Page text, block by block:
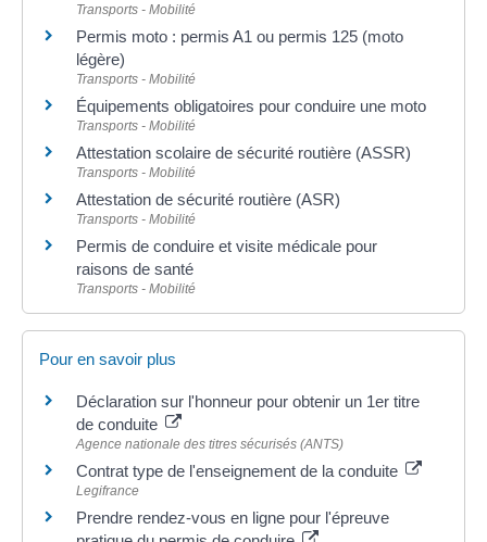
Transports - Mobilité
Permis moto : permis A1 ou permis 125 (moto
légère)
Transports - Mobilité
Équipements obligatoires pour conduire une moto
Transports - Mobilité
Attestation scolaire de sécurité routière (ASSR)
Transports - Mobilité
Attestation de sécurité routière (ASR)
Transports - Mobilité
Permis de conduire et visite médicale pour
raisons de santé
Transports - Mobilité
Pour en savoir plus
Déclaration sur l'honneur pour obtenir un 1er titre
de conduite
Agence nationale des titres sécurisés (ANTS)
Contrat type de l'enseignement de la conduite
Legifrance
Prendre rendez-vous en ligne pour l'épreuve